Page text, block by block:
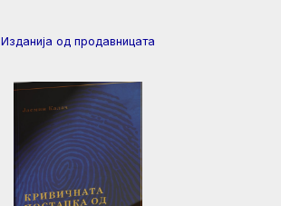
Изданија од продавницата